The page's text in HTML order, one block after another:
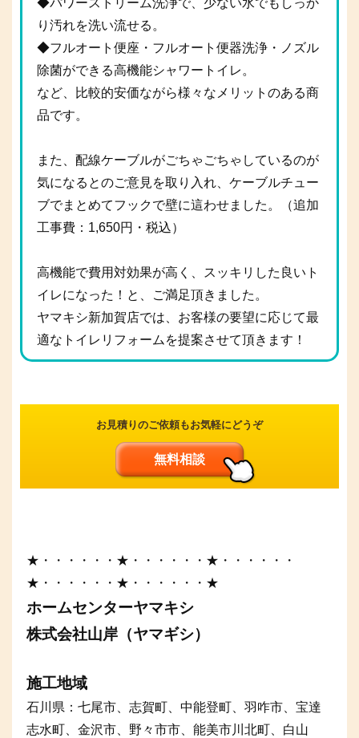
◆パワーストリーム洗浄で、少ない水でもしっか
り汚れを洗い流せる。
◆フルオート便座・フルオート便器洗浄・ノズル
除菌ができる高機能シャワートイレ。
など、比較的安価ながら様々なメリットのある商
品です。
また、配線ケーブルがごちゃごちゃしているのが
気になるとのご意見を取り入れ、ケーブルチュー
ブでまとめてフックで壁に這わせました。（追加
工事費：1,650円・税込）
高機能で費用対効果が高く、スッキリした良いト
イレになった！と、ご満足頂きました。
ヤマキシ新加賀店では、お客様の要望に応じて最
適なトイレリフォームを提案させて頂きます！
お見積りのご依頼もお気軽にどうぞ
無料相談
★・・・・・・★・・・・・・★・・・・・・
★・・・・・・★・・・・・・★
ホームセンターヤマキシ
株式会社山岸（ヤマギシ）
施工地域
石川県：七尾市、志賀町、中能登町、羽咋市、宝達
志水町、金沢市、野々市市、能美市川北町、白山